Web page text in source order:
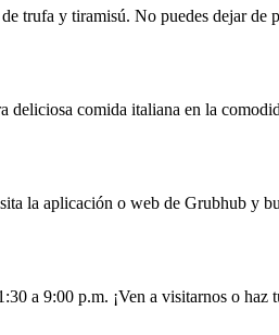
trufa y tiramisú. No puedes dejar
deliciosa comida italiana en la
la aplicación o web de Grubhub y
a 9:00 p.m. ¡Ven a visitarnos o